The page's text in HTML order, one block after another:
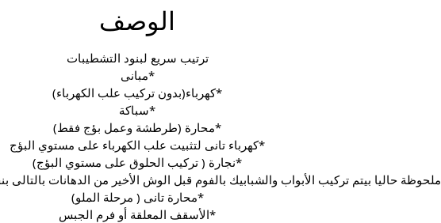
الوصف
ترتيب سريع لبنود التشطيبات
*مبانى
*كهرباء(بدون تركيب علب الكهرباء)
*سباكة
*محارة (طرطشة وعمل بؤج فقط)
*كهرباء تانى لتثبيت علب الكهرباء على مستوي البؤج
*نجارة ( تركيب الحلوق على مستوي البؤج)
ملحوظة حاليا بيتم تركيب الأبواب والشبابيك بالفوم قبل الوش الأخير من الدهانات بالتالى
*محارة تانى ( مرحلة الملو)
*الأسقف المعلقة أو فرم الجبس